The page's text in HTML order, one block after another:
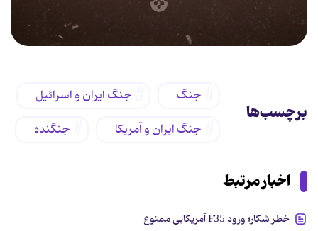
برچسب‌ها
جنگ
جنگ ایران و اسرائیل
جنگ ایران و آمریکا
جنگنده
اخبار مرتبط
خطر شکار؛ ورود F35 آمریکایی ممنوع